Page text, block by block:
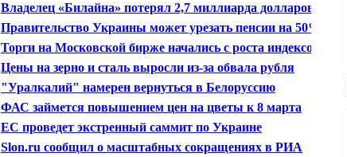
Владелец «Билайна» потерял 2,7 миллиарда долларов из-
за Украины
Правительство Украины может урезать пенсии на 50%
уже в марте
Торги на Московской бирже начались с роста индексов
Цены на зерно и сталь выросли из-за обвала рубля
"Уралкалий" намерен вернуться в Белоруссию
ФАС займется повышением цен на цветы к 8 марта
ЕС проведет экстренный саммит по Украине
Slon.ru сообщил о масштабных сокращениях в РИА